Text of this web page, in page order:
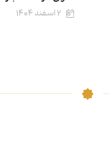
۲ اسفند ۱۴۰۴